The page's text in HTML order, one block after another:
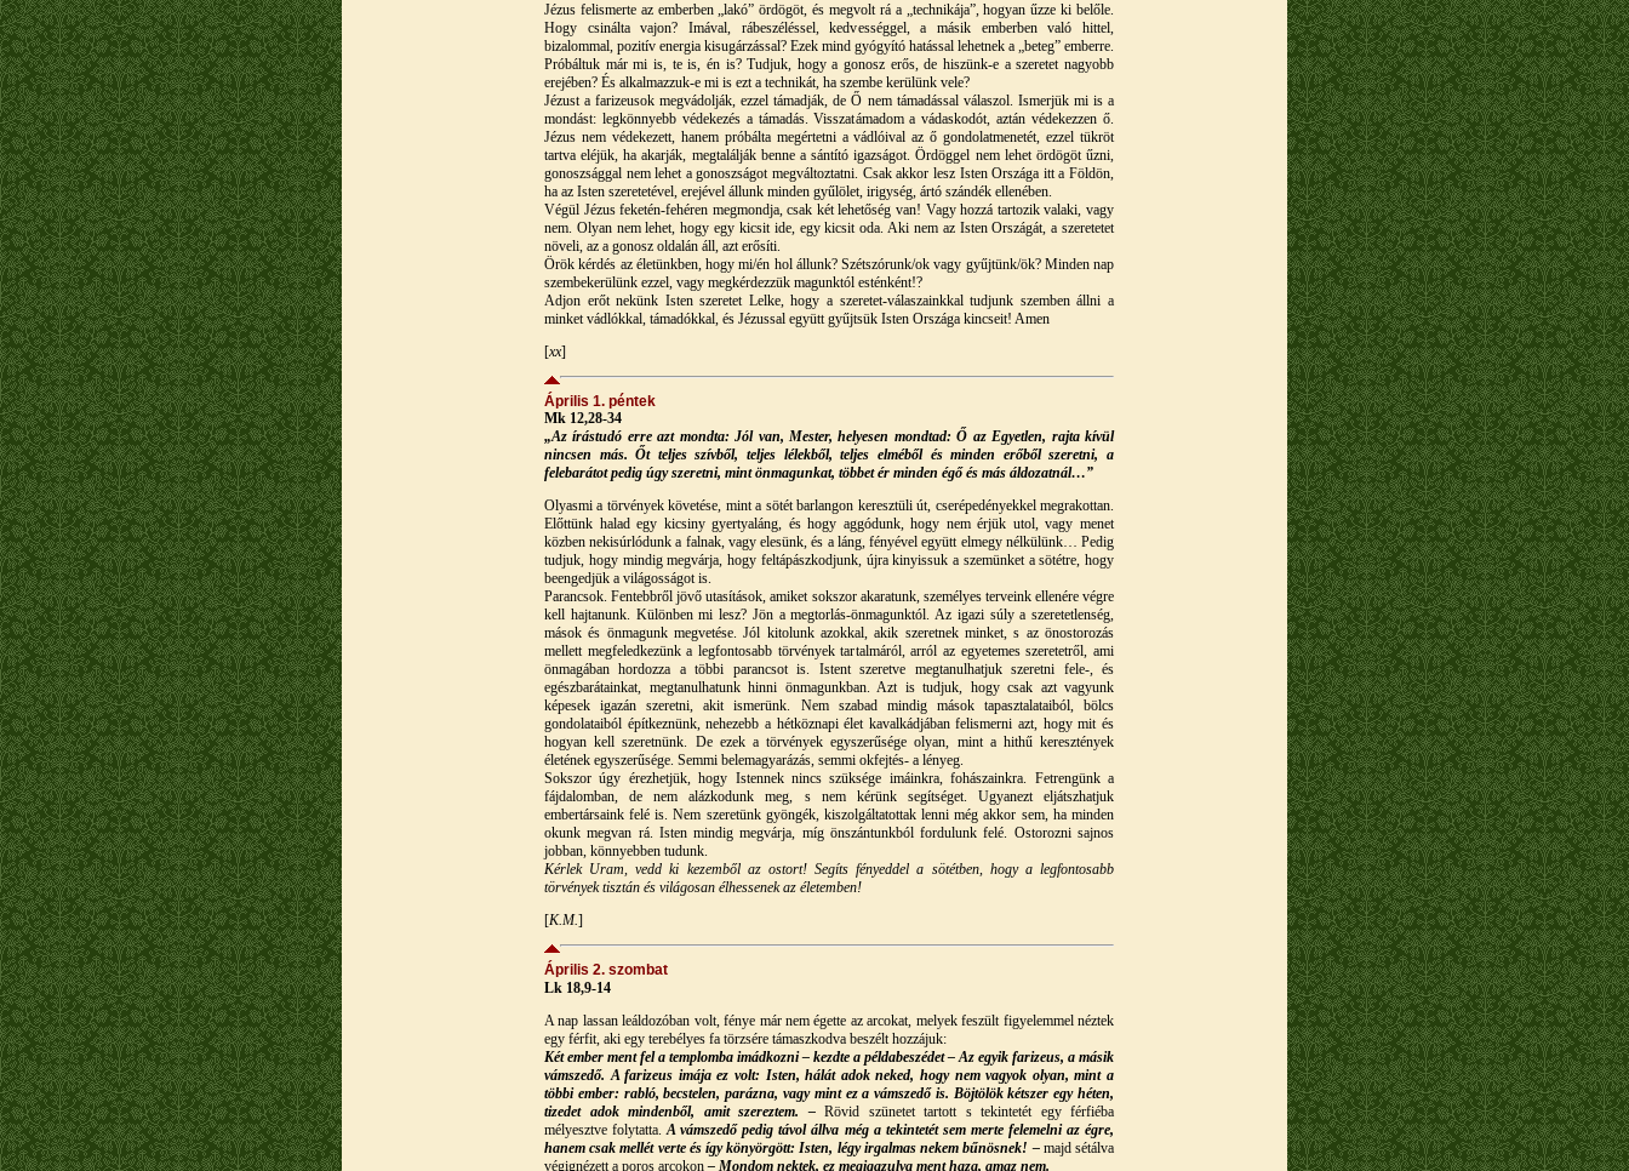
Jézus felismerte az emberben „lakó” ördögöt, és megvolt rá a „technikája”, hogyan űzze ki belőle.
Hogy csinálta vajon? Imával, rábeszéléssel, kedvességgel, a másik emberben való hittel,
bizalommal, pozitív energia kisugárzással? Ezek mind gyógyító hatással lehetnek a „beteg” emberre.
Próbáltuk már mi is, te is, én is? Tudjuk, hogy a gonosz erős, de hiszünk-e a szeretet nagyobb
erejében? És alkalmazzuk-e mi is ezt a technikát, ha szembe kerülünk vele?
Jézust a farizeusok megvádolják, ezzel támadják, de Ő nem támadással válaszol. Ismerjük mi is a
mondást: legkönnyebb védekezés a támadás. Visszatámadom a vádaskodót, aztán védekezzen ő.
Jézus nem védekezett, hanem próbálta megértetni a vádlóival az ő gondolatmenetét, ezzel tükröt
tartva eléjük, ha akarják, megtalálják benne a sántító igazságot. Ördöggel nem lehet ördögöt űzni,
gonoszsággal nem lehet a gonoszságot megváltoztatni. Csak akkor lesz Isten Országa itt a Földön,
ha az Isten szeretetével, erejével állunk minden gyűlölet, irigység, ártó szándék ellenében.
Végül Jézus feketén-fehéren megmondja, csak két lehetőség van! Vagy hozzá tartozik valaki, vagy
nem. Olyan nem lehet, hogy egy kicsit ide, egy kicsit oda. Aki nem az Isten Országát, a szeretetet
növeli, az a gonosz oldalán áll, azt erősíti.
Örök kérdés az életünkben, hogy mi/én hol állunk? Szétszórunk/ok vagy gyűjtünk/ök? Minden nap
szembekerülünk ezzel, vagy megkérdezzük magunktól esténként!?
Adjon erőt nekünk Isten szeretet Lelke, hogy a szeretet-válaszainkkal tudjunk szemben állni a
minket vádlókkal, támadókkal, és Jézussal együtt gyűjtsük Isten Országa kincseit! Amen
[xx]
Április 1. péntek
Mk 12,28-34
„Az írástudó erre azt mondta: Jól van, Mester, helyesen mondtad: Ő az Egyetlen, rajta kívül
nincsen más. Őt teljes szívből, teljes lélekből, teljes elméből és minden erőből szeretni, a
felebarátot pedig úgy szeretni, mint önmagunkat, többet ér minden égő és más áldozatnál…”
Olyasmi a törvények követése, mint a sötét barlangon keresztüli út, cserépedényekkel megrakottan.
Előttünk halad egy kicsiny gyertyaláng, és hogy aggódunk, hogy nem érjük utol, vagy menet
közben nekisúrlódunk a falnak, vagy elesünk, és a láng, fényével együtt elmegy nélkülünk… Pedig
tudjuk, hogy mindig megvárja, hogy feltápászkodjunk, újra kinyissuk a szemünket a sötétre, hogy
beengedjük a világosságot is.
Parancsok. Fentebbről jövő utasítások, amiket sokszor akaratunk, személyes terveink ellenére végre
kell hajtanunk. Különben mi lesz? Jön a megtorlás-önmagunktól. Az igazi súly a szeretetlenség,
mások és önmagunk megvetése. Jól kitolunk azokkal, akik szeretnek minket, s az önostorozás
mellett megfeledkezünk a legfontosabb törvények tartalmáról, arról az egyetemes szeretetről, ami
önmagában hordozza a többi parancsot is. Istent szeretve megtanulhatjuk szeretni fele-, és
egészbarátainkat, megtanulhatunk hinni önmagunkban. Azt is tudjuk, hogy csak azt vagyunk
képesek igazán szeretni, akit ismerünk. Nem szabad mindig mások tapasztalataiból, bölcs
gondolataiból építkeznünk, nehezebb a hétköznapi élet kavalkádjában felismerni azt, hogy mit és
hogyan kell szeretnünk. De ezek a törvények egyszerűsége olyan, mint a hithű keresztények
életének egyszerűsége. Semmi belemagyarázás, semmi okfejtés- a lényeg.
Sokszor úgy érezhetjük, hogy Istennek nincs szüksége imáinkra, fohászainkra. Fetrengünk a
fájdalomban, de nem alázkodunk meg, s nem kérünk segítséget. Ugyanezt eljátszhatjuk
embertársaink felé is. Nem szeretünk gyöngék, kiszolgáltatottak lenni még akkor sem, ha minden
okunk megvan rá. Isten mindig megvárja, míg önszántunkból fordulunk felé. Ostorozni sajnos
jobban, könnyebben tudunk.
Kérlek Uram, vedd ki kezemből az ostort! Segíts fényeddel a sötétben, hogy a legfontosabb
törvények tisztán és világosan élhessenek az életemben!
[K.M.]
Április 2. szombat
Lk 18,9-14
A nap lassan leáldozóban volt, fénye már nem égette az arcokat, melyek feszült figyelemmel néztek
egy férfit, aki egy terebélyes fa törzsére támaszkodva beszélt hozzájuk:
Két ember ment fel a templomba imádkozni – kezdte a példabeszédet – Az egyik farizeus, a másik
vámszedő. A farizeus imája ez volt: Isten, hálát adok neked, hogy nem vagyok olyan, mint a
többi ember: rabló, becstelen, parázna, vagy mint ez a vámszedő is. Böjtölök kétszer egy héten,
tizedet adok mindenből, amit szereztem. – Rövid szünetet tartott s tekintetét egy férfiéba
mélyesztve folytatta. A vámszedő pedig távol állva még a tekintetét sem merte felemelni az égre,
hanem csak mellét verte és így könyörgött: Isten, légy irgalmas nekem bűnösnek! – majd sétálva
végignézett a poros arcokon– Mondom nektek, ez megigazulva ment haza, amaz nem.